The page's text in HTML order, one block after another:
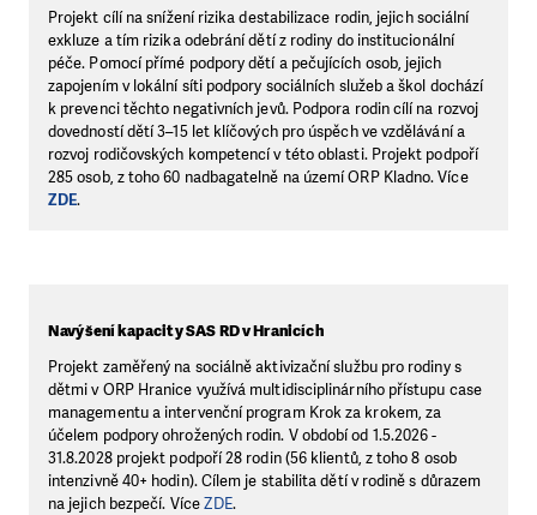
Projekt cílí na snížení rizika destabilizace rodin, jejich sociální
exkluze a tím rizika odebrání dětí z rodiny do institucionální
péče. Pomocí přímé podpory dětí a pečujících osob, jejich
zapojením v lokální síti podpory sociálních služeb a škol dochází
k prevenci těchto negativních jevů. Podpora rodin cílí na rozvoj
dovedností dětí 3–15 let klíčových pro úspěch ve vzdělávání a
rozvoj rodičovských kompetencí v této oblasti. Projekt podpoří
285 osob, z toho 60 nadbagatelně na území ORP Kladno. Více
ZDE.
Navýšení kapacity SAS RD v Hranicích
Projekt zaměřený na sociálně aktivizační službu pro rodiny s
dětmi v ORP Hranice využívá multidisciplinárního přístupu case
managementu a intervenční program Krok za krokem, za
účelem podpory ohrožených rodin. V období od 1.5.2026 -
31.8.2028 projekt podpoří 28 rodin (56 klientů, z toho 8 osob
intenzivně 40+ hodin). Cílem je stabilita dětí v rodině s důrazem
na jejich bezpečí. VíceZDE.